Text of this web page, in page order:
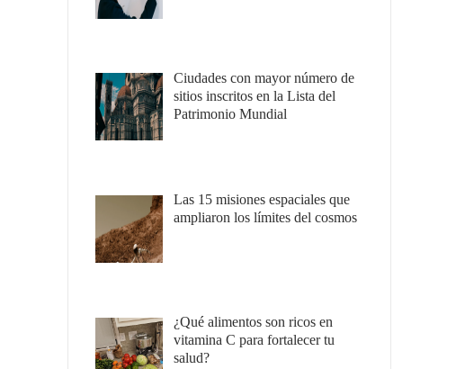
Ciudades con mayor número de
sitios inscritos en la Lista del
Patrimonio Mundial
Las 15 misiones espaciales que
ampliaron los límites del cosmos
¿Qué alimentos son ricos en
vitamina C para fortalecer tu
salud?